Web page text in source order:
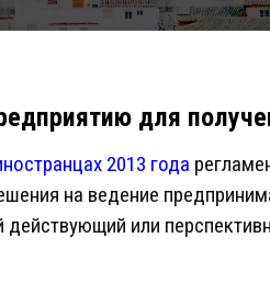
для
2013 года
на ведение
или